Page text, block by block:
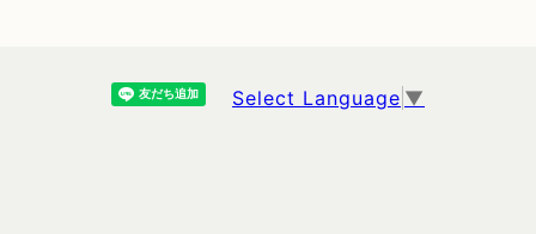
Select Language ▼